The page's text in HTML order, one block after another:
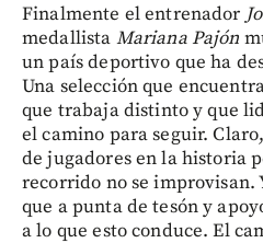
Finalmente el entrenador
medallista Mariana Pajón
un país deportivo que ha
Una selección que
que trabaja distinto y que
el camino para seguir.
de jugadores en la historia
recorrido no se improvisan.
que a punta de tesón y
a lo que esto conduce. El